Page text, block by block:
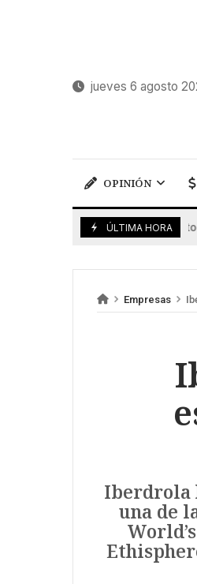
jueves 6 agosto
OPINIÓN
ÚLTIMA HORA
5 De Agosto De
Empresas
Iberdrola
una de